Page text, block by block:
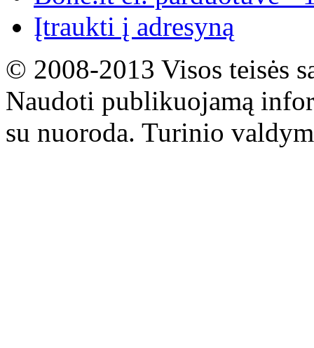
Įtraukti į adresyną
© 2008-2013 Visos teisės
Naudoti publikuojamą
su nuoroda. Turinio